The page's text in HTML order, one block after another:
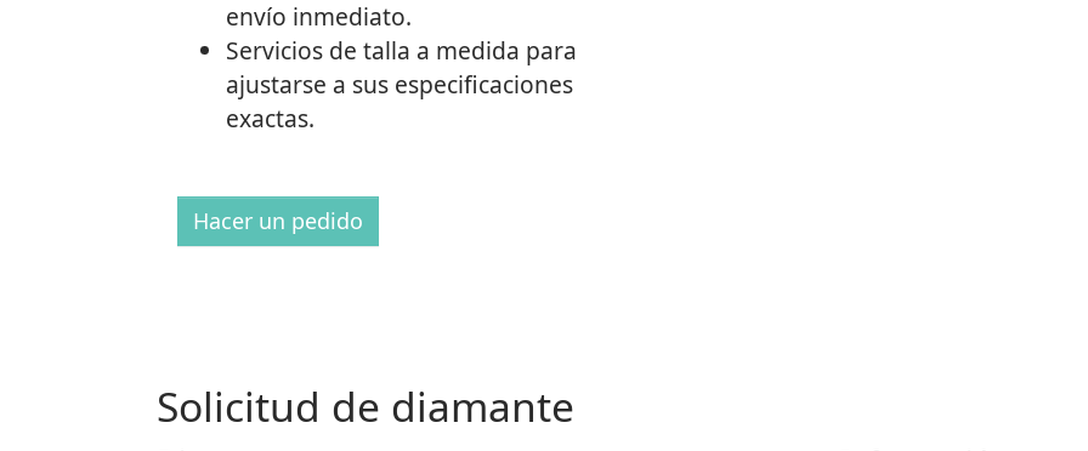
envío inmediato.
Servicios de talla a medida para
ajustarse a sus especificaciones
exactas.
Hacer un pedido
Solicitud de diamante